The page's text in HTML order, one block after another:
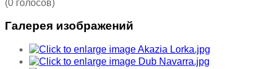
(0 голосов)
Галерея изображений